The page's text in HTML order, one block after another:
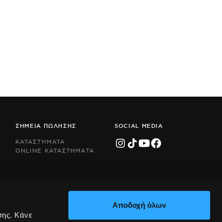
Κάνε
Αποδοχή όλων
ΣΗΜΕΙΑ ΠΩΛΗΣΗΣ
ΚΑΤΑΣΤΗΜΑΤΑ
ONLINE ΚΑΤΑΣΤΗΜΑΤΑ
SOCIAL MEDIA